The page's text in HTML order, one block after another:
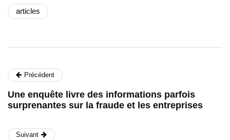
articles
Précédent
Une enquête livre des informations parfois
surprenantes sur la fraude et les entreprises
Suivant